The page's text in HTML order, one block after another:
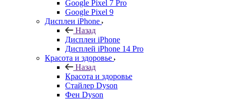
Google Pixel 7 Pro
Google Pixel 9
Дисплеи iPhone
Назад
Дисплеи iPhone
Дисплей iPhone 14 Pro
Красота и здоровье
Назад
Красота и здоровье
Стайлер Dyson
Фен Dyson